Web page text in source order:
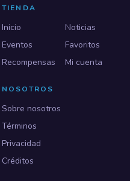
TIENDA
Inicio
Noticias
Eventos
Favoritos
Recompensas
Mi cuenta
NOSOTROS
Sobre nosotros
Términos
Privacidad
Créditos